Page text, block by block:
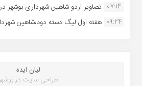
07:14 تصاویر اردو شاهین شهرداری
09:24 هفته اول لیگ دسته دوم،شاهین
لیان ایده
طراحی سایت در